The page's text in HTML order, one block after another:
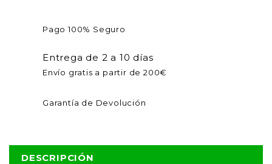
Pago 100% Seguro
Entrega de 2 a 10 días
Envío gratis a partir de 200€
Garantía de Devolución
DESCRIPCIÓN